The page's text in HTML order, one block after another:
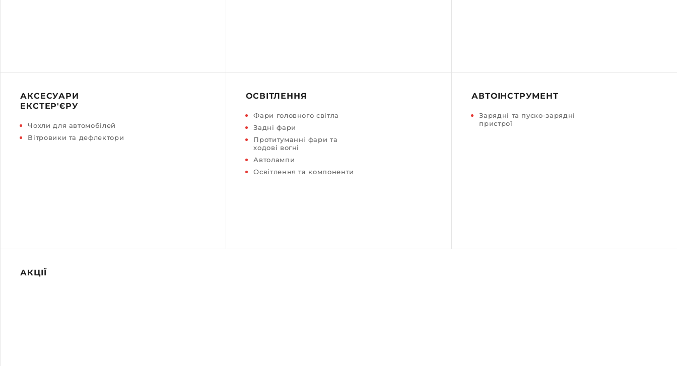
АКСЕСУАРИ
ЕКСТЕР'ЄРУ
Чохли для автомобілей
Вітровики та дефлектори
ОСВІТЛЕННЯ
Фари головного світла
Задні фари
Протитуманні фари та
ходові вогні
Автолампи
Освітлення та компоненти
АВТОІНСТРУМЕНТ
Зарядні та пуско-зарядні
пристрої
АКЦІЇ